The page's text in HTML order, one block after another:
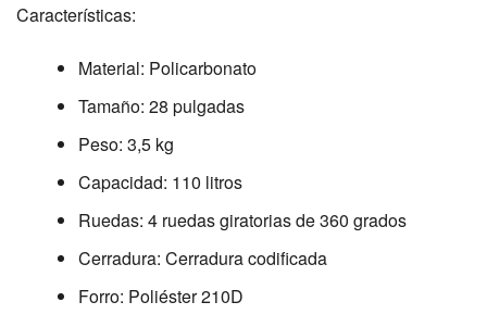
Características:
Material: Policarbonato
Tamaño: 28 pulgadas
Peso: 3,5 kg
Capacidad: 110 litros
Ruedas: 4 ruedas giratorias de 360 grados
Cerradura: Cerradura codificada
Forro: Poliéster 210D